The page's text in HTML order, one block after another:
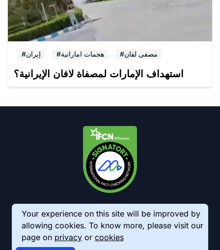
#إيران #هجمات اماراتية #مصفى لفان
استهداف الإمارات لمصفاة لافان الإيرانية؟
Your experience on this site will be improved by
allowing cookies. To know more, please visit our
page on privacy or cookies
© 2026 AkhbarMeter. All Rights Reserved